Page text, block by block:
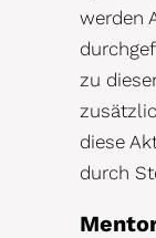
werden
zu
diese
durch